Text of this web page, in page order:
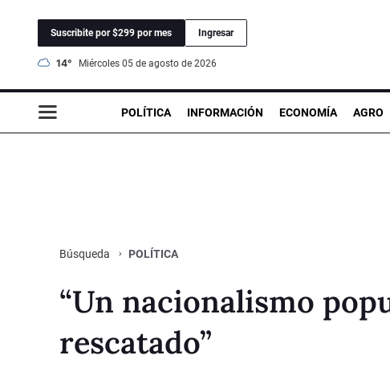
Suscribite por $299 por mes Ingresar
14° miércoles 05 de agosto de 2026
POLÍTICA INFORMACIÓN ECONOMÍA AGRO
Búsqueda POLÍTICA
“Un nacionalismo
rescatado”